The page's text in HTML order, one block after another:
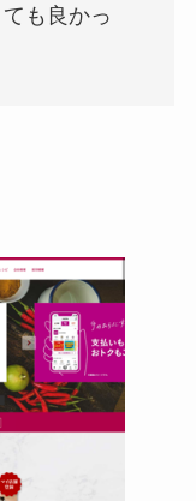
も良かっ